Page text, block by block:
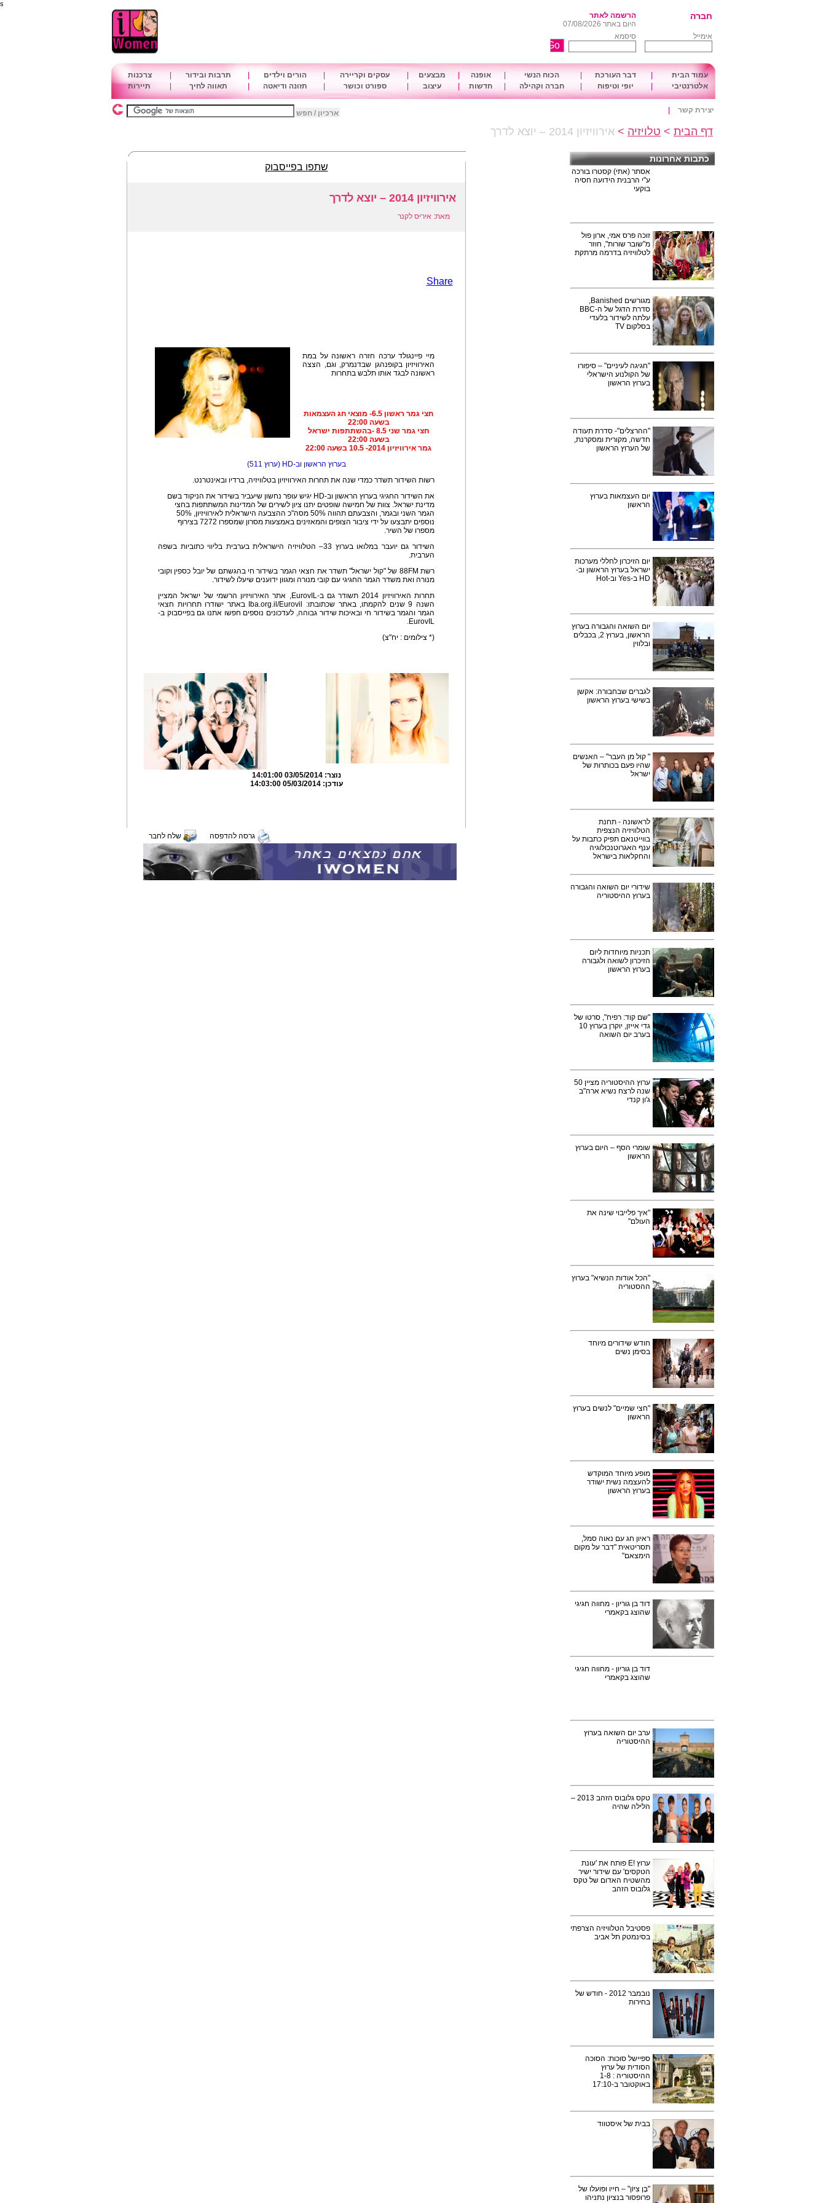
s
חברה
הרשמה לאתר
היום באתר 07/08/2026
אימייל
סיסמא
עמוד הבית דבר העורכת הכוח הנשי אופנה מבצעים עסקים וקריירה הורים וילדים תרבות ובידור
צרכנות
אלטרנטיבי
יופי וטיפוח חברה וקהילה חדשות עיצוב ספורט וכושר תזונה ודיאטה תאווה לחיך תיירות
יצירת קשר ארכיון / חפש
דף הבית > טלויזיה > אירוויזיון 2014 – יוצא לדרך
כתבות אחרונות
אסתר (אתי) קסטרו בורכה
ע"י הרבנית הידועה חסיה
בוקעי
זוכה פרס אמי, ארון פול
מ"שובר שורות", חוזר
לטלוויזיה בדרמה מרתקת
מגורשים Banished,
סדרת הדגל של ה-BBC
עלתה לשידור בלעדי
בסלקום TV
"חגיגה לעיניים" – סיפורו
של הקולנוע הישראלי
בערוץ הראשון
"ההרצלים"- סדרת תעודה
חדשה, מקורית ומסקרנת,
של הערוץ הראשון
יום העצמאות בערוץ
הראשון
יום הזיכרון לחללי מערכות
ישראל בערוץ הראשון וב-
HD ב-Yes וב-Hot
יום השואה והגבורה בערוץ
הראשון, בערוץ 2, בכבלים
ובלווין
לגברים שבחבורה: אקשן
בשישי בערוץ הראשון
" קול מן העבר" – האנשים
שהיו פעם בכותרות של
ישראל
לראשונה - תחנת
הטלוויזיה הנצפית
בווייטנאם תפיק כתבות על
ענף האגרוטנכולוגיה
והחקלאות בישראל
שידורי יום השואה והגבורה
בערוץ ההיסטוריה
תכניות מיוחדות ליום
הזיכרון לשואה ולגבורה
בערוץ הראשון
"שם קוד: רפיח", סרטו של
גדי אייזן, יוקרן בערוץ 10
בערב יום השואה
ערוץ ההיסטוריה מציין 50
שנה לרצח נשיא ארה"ב
ג'ון קנדי
שומרי הסף – היום בערוץ
הראשון
"איך פלייבוי שינה את
העולם"
"הכל אודות הנשיא" בערוץ
ההסטוריה
חודש שידורים מיוחד
בסימן נשים
"חצי שמיים" לנשים בערוץ
הראשון
מופע מיוחד המוקדש
להעצמה נשית ישודר
בערוץ הראשון
ראיון חג עם נאוה סמל,
תסריטאית "דבר על מקום
הימצאם"
דוד בן גוריון - מחווה חגיגי
שהוצג בקאמרי
דוד בן גוריון - מחווה חגיגי
שהוצג בקאמרי
ערב יום השואה בערוץ
ההיסטוריה
טקס גלובוס הזהב 2013 –
הלילה שהיה
ערוץ !E פותח את 'עונת
הטקסים' עם שידור ישיר
מהשטיח האדום של טקס
גלובוס הזהב
פסטיבל הטלוויזיה הצרפתי
בסינמטק תל אביב
נובמבר 2012 - חודש של
בחירות
ספיישל סוכות: הסוכה
הסודית של ערוץ
ההיסטוריה : 1-8
באוקטובר ב-17:10
בבית של איסטווד
"בֶּן צִיּוֹן" – חייו ופועלו של
פרופסור בנציון נתניהו
שתפו בפייסבוק
אירוויזיון 2014 – יוצא לדרך
מאת: איריס לקנר
Share
מיי פיינגולד ערכה חזרה ראשונה על במת
האירוויזיון בקופנהגן שבדנמרק, וגם, הצצה
ראשונה לבגד אותו תלבש בתחרות
חצי גמר ראשון 6.5- מוצאי חג העצמאות
בשעה 22:00
חצי גמר שני 8.5 -בהשתתפות ישראל
בשעה 22:00
גמר אירוויזיון 2014- 10.5 בשעה 22:00
בערוץ הראשון וב-HD (ערוץ 511)
רשות השידור תשדר כמדי שנה את תחרות האירוויזיון בטלוויזיה, ברדיו ובאינטרנט.
את השידור החגיגי בערוץ הראשון וב-HD יגיש עופר נחשון שיעביר בשידור את הניקוד בשם
מדינת ישראל. צוות של חמישה שופטים יתנו ציון לשירים של המדינות המשתתפות בחצי
הגמר השני ובגמר, והצבעתם תהווה 50% מסה"כ ההצבעה הישראלית לאירוויזיון, 50%
נוספים יתבצעו על ידי ציבור הצופים והמאזינים באמצעות מסרון שמספרו 7272 בצירוף
מספרו של השיר.
השידור גם יועבר במלואו בערוץ 33– הטלוויזיה הישראלית בערבית בליווי כתוביות בשפה
הערבית.
רשת 88FM של "קול ישראל" תשדר את חצאי הגמר בשידור חי בהגשתם של יובל כספין וקובי
מנורה ואת משדר הגמר החגיגי עם קובי מנורה ומגוון ידוענים שיעלו לשידור.
תחרות האירוויזיון 2014 תשודר גם ב-EurovIL, אתר האירוויזיון הרשמי של ישראל המציין
השנה 9 שנים להקמתו, באתר שכתובתו: Iba.org.il/Eurovil באתר ישודרו תחרויות חצאי
הגמר והגמר בשידור חי ובאיכות שידור גבוהה, לעדכונים נוספים חפשו אתנו גם בפייסבוק ב-
EurovIL.
(* צילומים : יח"צ)
נוצר:03/05/2014 14:01:00
עודכן:05/03/2014 14:03:00
גרסה להדפסה שלח לחבר